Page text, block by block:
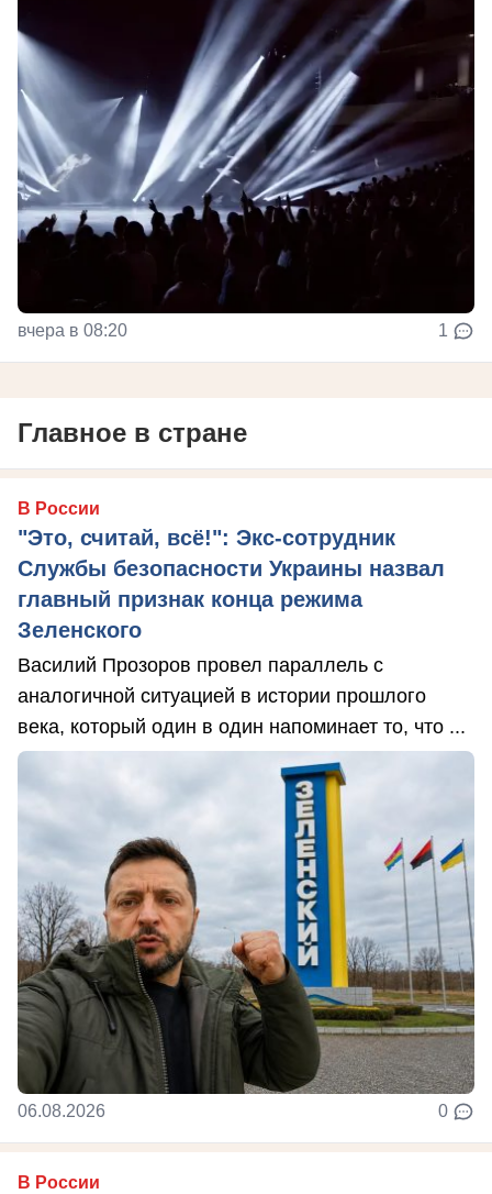
вчера в 08:20 1
Главное в стране
В России
"Это, считай, всё!": Экс-сотрудник
Службы безопасности Украины назвал
главный признак конца режима
Зеленского
Василий Прозоров провел параллель с
аналогичной ситуацией в истории прошлого
века, который один в один напоминает то, что ...
06.08.2026 0
В России